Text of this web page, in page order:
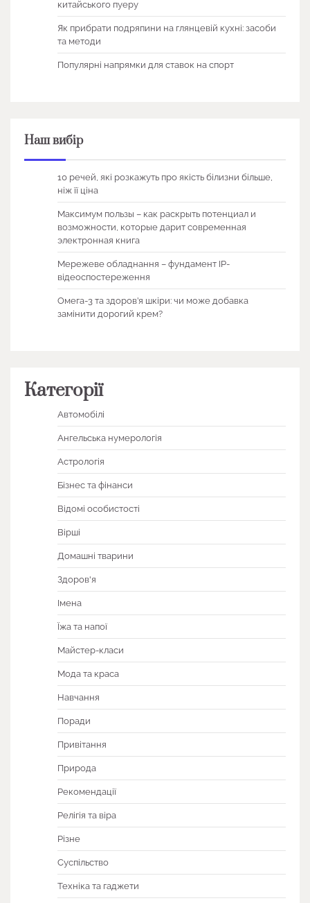
китайського пуеру
Як прибрати подряпини на глянцевій кухні: засоби
та методи
Популярні напрямки для ставок на спорт
Наш вибір
10 речей, які розкажуть про якість білизни більше,
ніж її ціна
Максимум пользы – как раскрыть потенциал и
возможности, которые дарит современная
электронная книга
Мережеве обладнання – фундамент IP-
відеоспостереження
Омега-3 та здоров’я шкіри: чи може добавка
замінити дорогий крем?
Категорії
Автомобілі
Ангельська нумерологія
Астрологія
Бізнес та фінанси
Відомі особистості
Вірші
Домашні тварини
Здоров'я
Імена
Їжа та напої
Майстер-класи
Мода та краса
Навчання
Поради
Привітання
Природа
Рекомендації
Релігія та віра
Різне
Суспільство
Техніка та гаджети